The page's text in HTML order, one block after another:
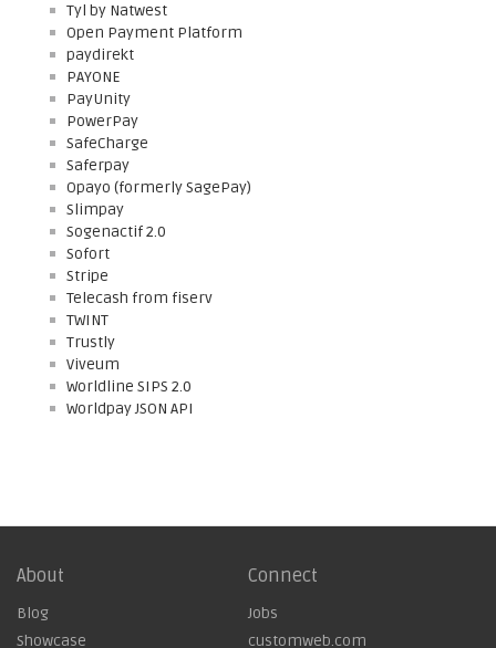
Tyl by Natwest
Open Payment Platform
paydirekt
PAYONE
PayUnity
PowerPay
SafeCharge
Saferpay
Opayo (formerly SagePay)
Slimpay
Sogenactif 2.0
Sofort
Stripe
Telecash from fiserv
TWINT
Trustly
Viveum
Worldline SIPS 2.0
Worldpay JSON API
About
Blog
Showcase
Connect
Jobs
customweb.com